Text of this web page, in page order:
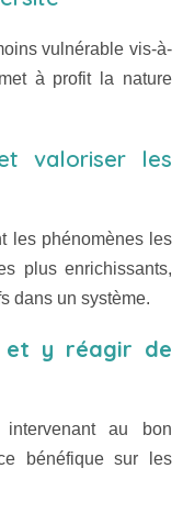
vulnérable vis-à-
à profit la nature
valoriser les
les phénomènes les
plus enrichissants,
dans un système.
et y réagir de
au bon
bénéfique sur les